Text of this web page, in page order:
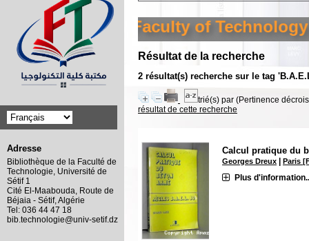
library of the Faculty of Technology
Résultat de la recherche
2 résultat(s) recherche sur le tag
trié(s) par (Pertinence
résultat de cette recherche
Calcul pratique du
Georges Dreux |Paris
Plus
Adresse
Bibliothèque de la Faculté de
Technologie, Université de
Sétif 1
Cité El-Maabouda, Route de
Béjaia - Sétif, Algérie
Tel: 036 44 47 18
bib.technologie@univ-setif.dz